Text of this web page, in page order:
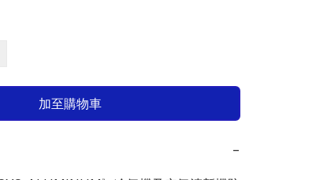
加至購物車
−